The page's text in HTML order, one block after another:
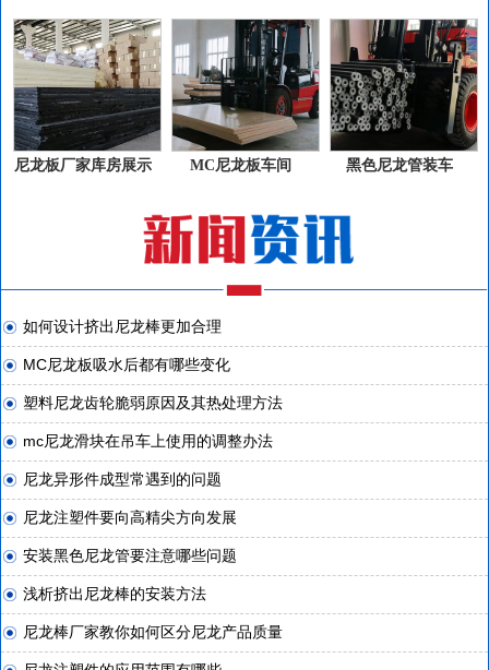
尼龙板厂家库房展示 MC尼龙板车间 黑色尼龙管装车
如何设计挤出尼龙棒更加合理
MC尼龙板吸水后都有哪些变化
塑料尼龙齿轮脆弱原因及其热处理方法
mc尼龙滑块在吊车上使用的调整办法
尼龙异形件成型常遇到的问题
尼龙注塑件要向高精尖方向发展
安装黑色尼龙管要注意哪些问题
浅析挤出尼龙棒的安装方法
尼龙棒厂家教你如何区分尼龙产品质量